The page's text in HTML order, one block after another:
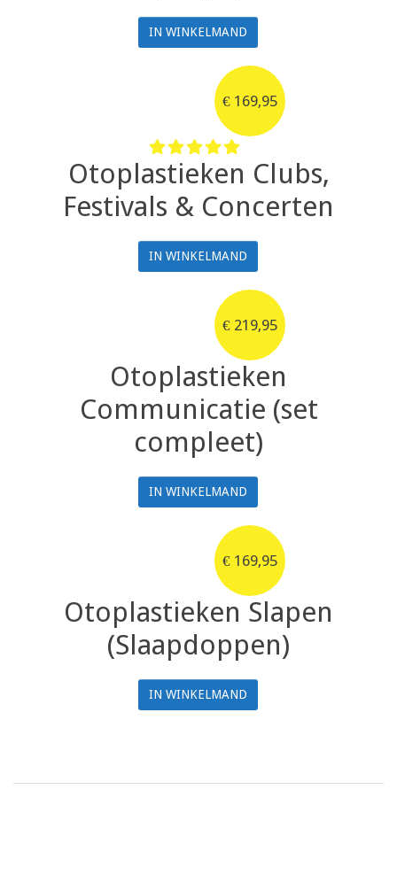
IN WINKELMAND
€ 169,95
Otoplastieken Clubs,
Festivals & Concerten
IN WINKELMAND
€ 219,95
Otoplastieken
Communicatie (set
compleet)
IN WINKELMAND
€ 169,95
Otoplastieken Slapen
(Slaapdoppen)
IN WINKELMAND